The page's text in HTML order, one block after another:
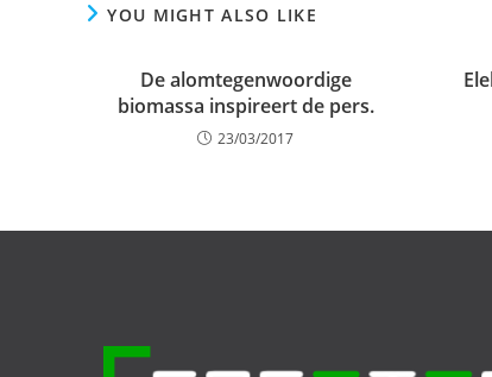
YOU MIGHT ALSO LIKE
De alomtegenwoordige
biomassa inspireert de pers.
23/03/2017